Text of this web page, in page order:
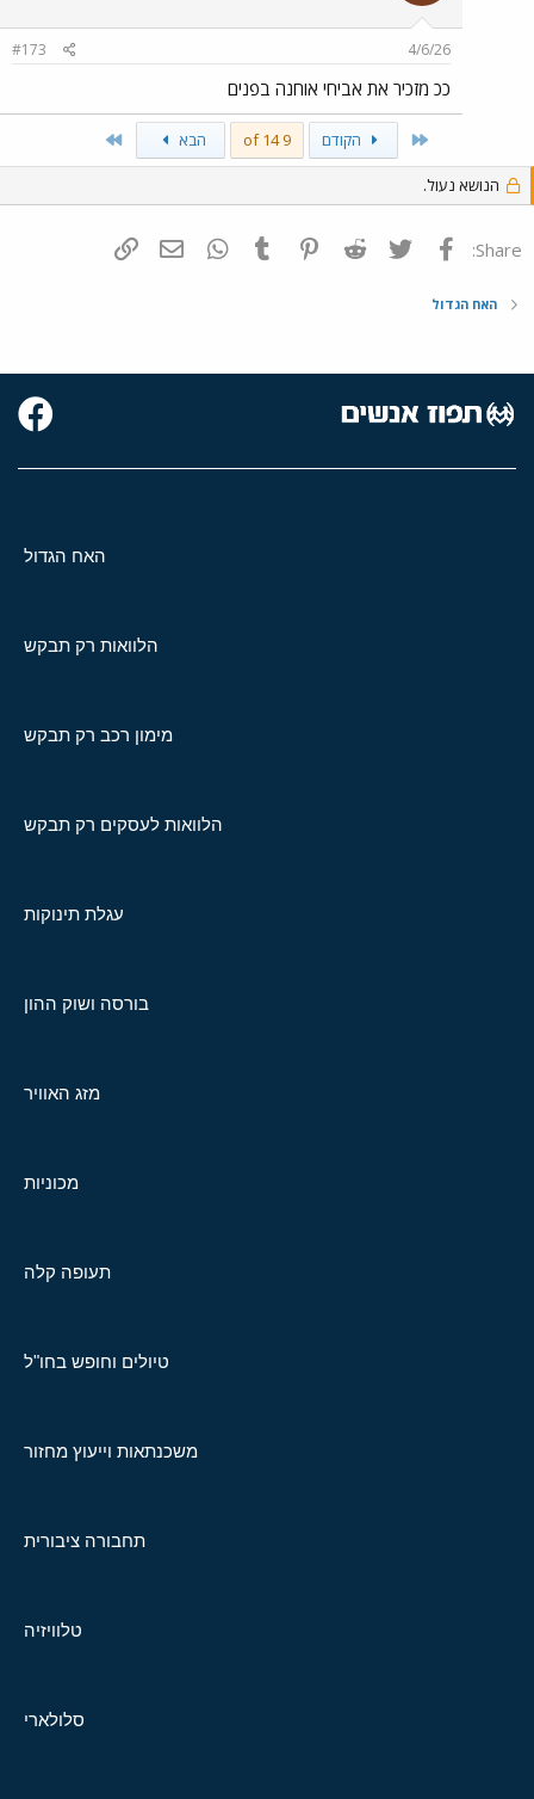
o
n
s
4/6/26
#173
ככ מזכיר את אביחי אוחנה בפנים
הקודם 9 of 14 הבא
הנושא נעול.
Share: פייסבוק Twitter
Reddit
Pinterest
Tumblr
WhatsAppדואר אלקטרוני
האח הגדול
האח הגדול
הלוואות רק תבקש
מימון רכב רק תבקש
הלוואות לעסקים רק תבקש
עגלת תינוקות
בורסה ושוק ההון
מזג האוויר
מכוניות
תעופה קלה
טיולים וחופש בחו"ל
משכנתאות וייעוץ מחזור
תחבורה ציבורית
טלוויזיה
סלולארי